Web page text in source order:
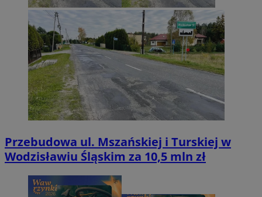
Przebudowa ul. Mszańskiej i Turskiej w
Wodzisławiu Śląskim za 10,5 mln zł